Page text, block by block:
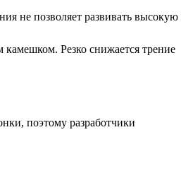
не позволяет развивать высокую
Резко снижается трение
поэтому разработчики